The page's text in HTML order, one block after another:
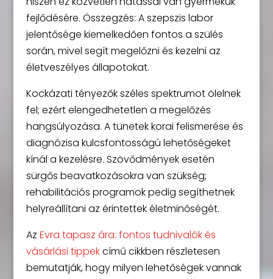
fejlődésére. Összegzés: A szepszis labor
jelentősége kiemelkedően fontos a szülés
során, mivel segít megelőzni és kezelni az
életveszélyes állapotokat.
Kockázati tényezők széles spektrumot ölelnek
fel; ezért elengedhetetlen a megelőzés
hangsúlyozása. A tünetek korai felismerése és
diagnózisa kulcsfontosságú lehetőségeket
kínál a kezelésre. Szövődmények esetén
sürgős beavatkozásokra van szükség;
rehabilitációs programok pedig segíthetnek
helyreállítani az érintettek életminőségét.
Az Evra tapasz ára: fontos tudnivalók és
vásárlási tippekcímű cikkben részletesen
bemutatják, hogy milyen lehetőségek vannak